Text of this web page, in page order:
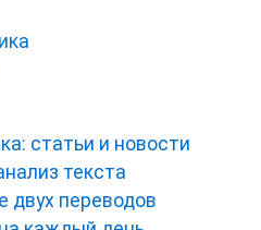
статьи и новости
текста
двух переводов